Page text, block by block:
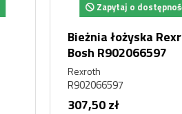
Zapytaj o dostępność
Bieżnia łożyska Rexroth
Bosh R902066597